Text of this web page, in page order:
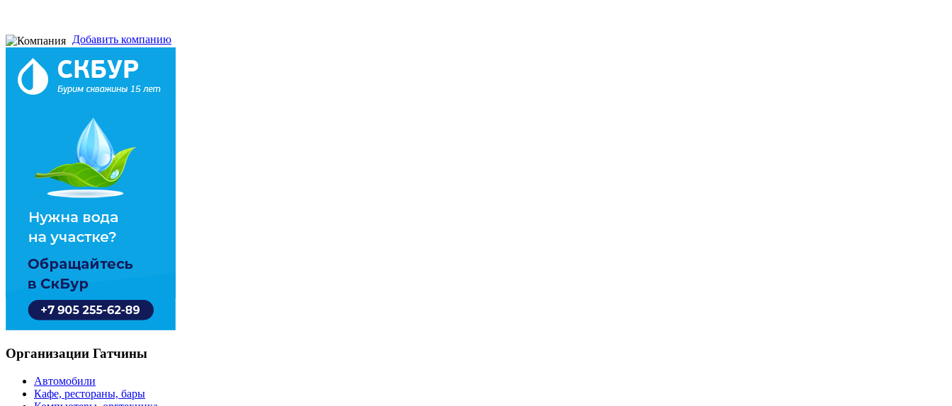
Добавить компанию
Организации Гатчины
Автомобили
Кафе, рестораны, бары